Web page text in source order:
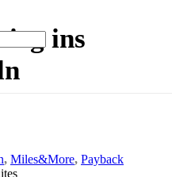
ins
, Miles&More, Payback